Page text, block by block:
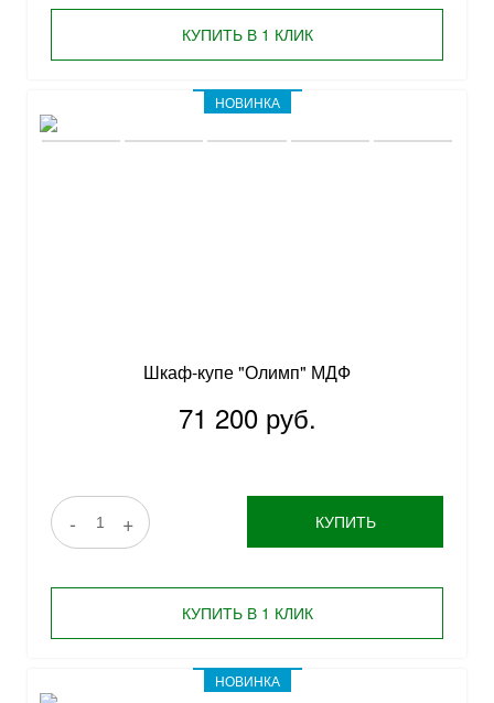
КУПИТЬ В 1 КЛИК
Шкаф-купе "Олимп" МДФ
71 200 руб.
- + КУПИТЬ
КУПИТЬ В 1 КЛИК
НОВИНКА
НОВИНКА